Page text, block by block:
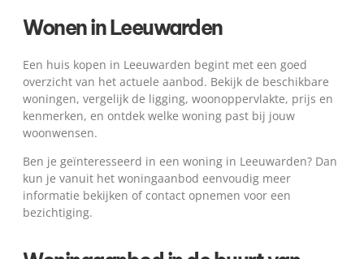
Wonen in Leeuwarden
Een huis kopen in Leeuwarden begint met een goed
overzicht van het actuele aanbod. Bekijk de beschikbare
woningen, vergelijk de ligging, woonoppervlakte, prijs en
kenmerken, en ontdek welke woning past bij jouw
woonwensen.
Ben je geïnteresseerd in een woning in Leeuwarden? Dan
kun je vanuit het woningaanbod eenvoudig meer
informatie bekijken of contact opnemen voor een
bezichtiging.